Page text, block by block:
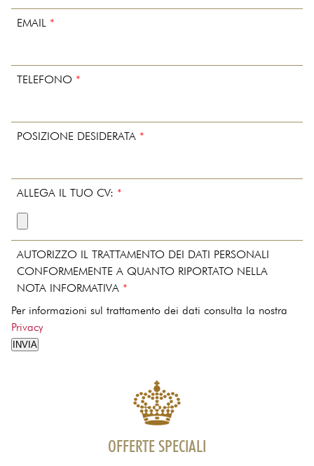
EMAIL *
TELEFONO *
POSIZIONE DESIDERATA *
ALLEGA IL TUO CV: *
AUTORIZZO IL TRATTAMENTO DEI DATI PERSONALI
CONFORMEMENTE A QUANTO RIPORTATO NELLA
NOTA INFORMATIVA *
Per informazioni sul trattamento dei dati consulta la nostra
Privacy
OFFERTE SPECIALI